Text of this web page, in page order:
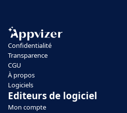
Confidentialité
Transparence
CGU
À propos
Logiciels
Editeurs de logiciel
Mon compte